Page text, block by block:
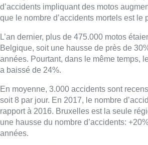
d’accidents impliquant des motos
que le nombre d’accidents mortels est le
L’an dernier, plus de 475.000 motos
Belgique, soit une hausse de près de
années. Pourtant, dans le même temps,
a baissé de 24%.
En moyenne, 3.000 accidents sont
soit 8 par jour. En 2017, le nombre
rapport à 2016. Bruxelles est la seule
une hausse du nombre d’accidents:
années.